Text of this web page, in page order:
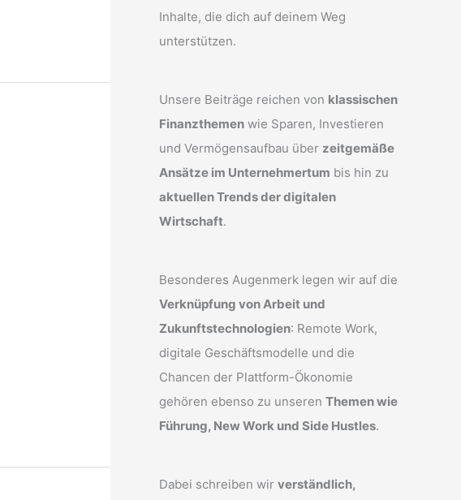
Inhalte, die dich auf deinem Weg
unterstützen.
Unsere Beiträge reichen von klassischen
Finanzthemen wie Sparen, Investieren
und Vermögensaufbau über zeitgemäße
Ansätze im Unternehmertum bis hin zu
aktuellen Trends der digitalen
Wirtschaft.
Besonderes Augenmerk legen wir auf die
Verknüpfung von Arbeit und
Zukunftstechnologien: Remote Work,
digitale Geschäftsmodelle und die
Chancen der Plattform-Ökonomie
gehören ebenso zu unseren Themen wie
Führung, New Work und Side Hustles.
Dabei schreiben wir verständlich,